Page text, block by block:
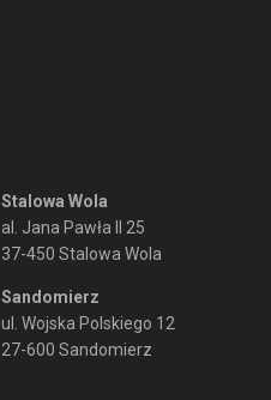
Stalowa Wola
al. Jana Pawła II 25
37-450 Stalowa Wola
Sandomierz
ul. Wojska Polskiego 12
27-600 Sandomierz